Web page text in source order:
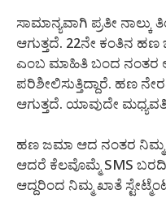
ಸಾಮಾನ್ಯವಾಗಿ ಪ್ರತೀ
ಆಗುತ್ತದೆ. 22ನೇ ಕಂತಿನ
ಎಂಬ ಮಾಹಿತಿ ಬಂದ ನಂತರ
ಪರಿಶೀಲಿಸುತ್ತಿದ್ದಾರೆ. ಹಣ
ಆಗುತ್ತದೆ. ಯಾವುದೇ
ಹಣ ಜಮಾ ಆದ ನಂತರ ನಿಮ್ಮ
ಆದರೆ ಕೆಲವೊಮ್ಮೆ SMS
ಆದ್ದರಿಂದ ನಿಮ್ಮ ಖಾತೆ